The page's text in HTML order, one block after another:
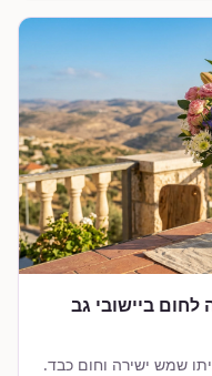
ביישובי גב
שמש ישירה וחום כבד.